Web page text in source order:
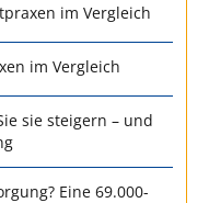
im Vergleich
im Vergleich
sie steigern – und
Eine 69.000-